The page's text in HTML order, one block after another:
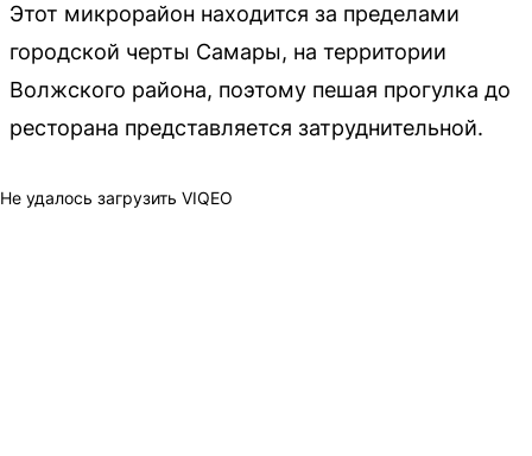
Этот микрорайон находится за пределами
городской черты Самары, на территории
Волжского района, поэтому пешая прогулка до
ресторана представляется затруднительной.
Не удалось загрузить VIQEO